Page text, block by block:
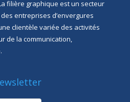
filière graphique est un secteur
entreprises d’envergures
clientèle variée des activités
de la communication,